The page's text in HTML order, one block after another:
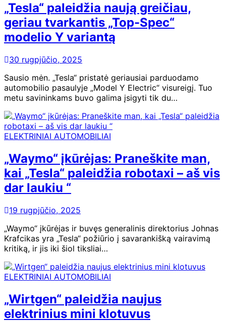
„Tesla“ paleidžia naują greičiau,
geriau tvarkantis „Top-Spec“
modelio Y variantą
30 rugpjūčio, 2025
Sausio mėn. „Tesla“ pristatė geriausiai parduodamo
automobilio pasaulyje „Model Y Electric“ visureigį. Tuo
metu savininkams buvo galima įsigyti tik du…
ELEKTRINIAI AUTOMOBILIAI
„Waymo“ įkūrėjas: Praneškite man,
kai „Tesla“ paleidžia robotaxi – aš vis
dar laukiu “
19 rugpjūčio, 2025
„Waymo“ įkūrėjas ir buvęs generalinis direktorius Johnas
Krafcikas yra „Tesla“ požiūrio į savarankišką vairavimą
kritiką, ir jis iki šiol tiksliai…
ELEKTRINIAI AUTOMOBILIAI
„Wirtgen“ paleidžia naujus
elektrinius mini klotuvus